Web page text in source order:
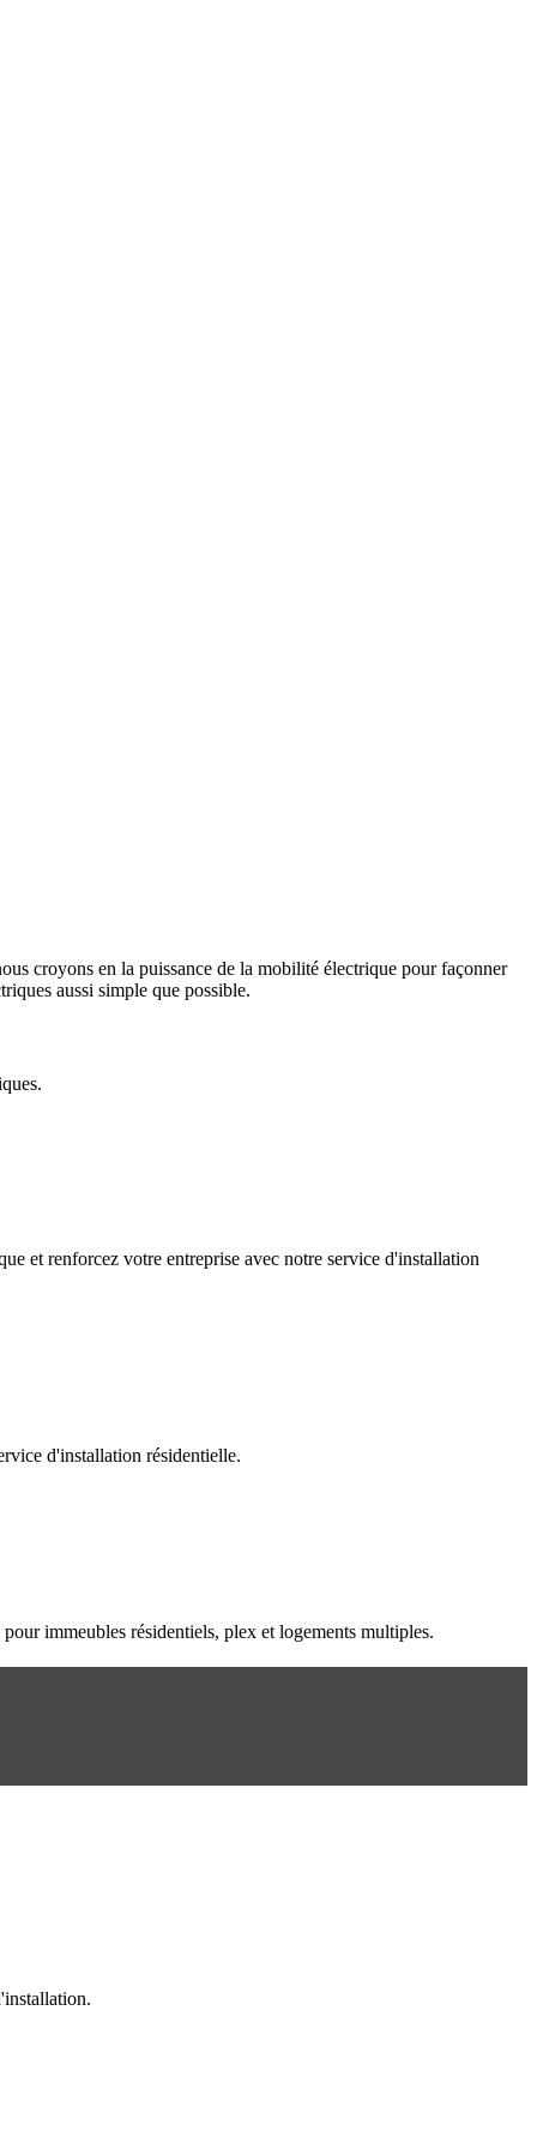
croyons en la puissance de la mobilité électrique pour façonner
aussi simple que possible.
et renforcez votre entreprise avec notre service d'installation
d'installation résidentielle.
immeubles résidentiels, plex et logements multiples.